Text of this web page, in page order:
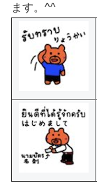
ます。^^